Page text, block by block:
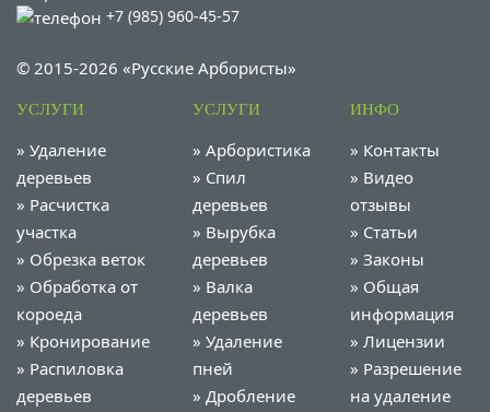
+7 (985) 960-45-57
© 2015-2026 «Русские Арбористы»
УСЛУГИ
» Удаление
деревьев
» Расчистка
участка
» Обрезка веток
» Обработка от
короеда
» Кронирование
» Распиловка
деревьев
УСЛУГИ
» Арбористика
» Спил
деревьев
» Вырубка
деревьев
» Валка
деревьев
» Удаление
пней
» Дробление
ИНФО
» Контакты
» Видео
отзывы
» Статьи
» Законы
» Общая
информация
» Лицензии
» Разрешение
на удаление